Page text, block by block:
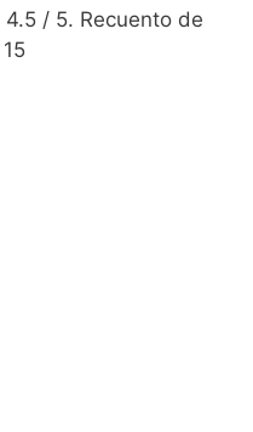
4.5/ 5. Recuento de
15